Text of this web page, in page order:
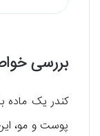
بررسی
کندر یک ماده
پوست و مو،